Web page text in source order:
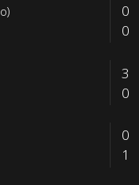
0
0
3
0
0
1